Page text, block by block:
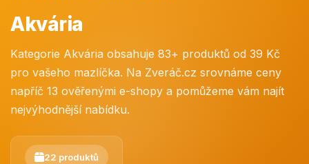
Akvária
Kategorie Akvária obsahuje 83+ produktů od 39 Kč
pro vašeho mazlíčka. Na Zveráč.cz srovnáme ceny
napříč 13 ověřenými e-shopy a pomůžeme vám najít
nejvýhodnější nabídku.
22 produktů